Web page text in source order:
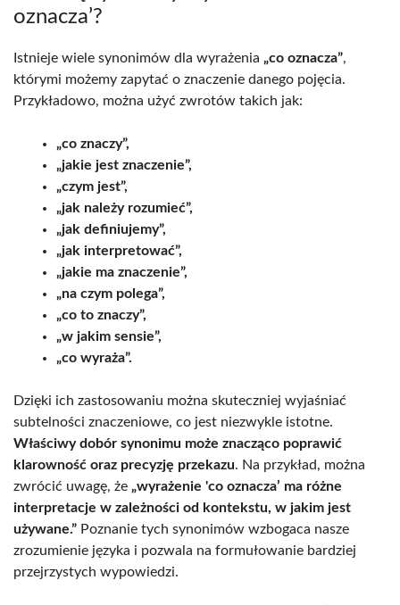
oznacza’?
Istnieje wiele synonimów dla wyrażenia „co oznacza”,
którymi możemy zapytać o znaczenie danego pojęcia.
Przykładowo, można użyć zwrotów takich jak:
„co znaczy”,
„jakie jest znaczenie”,
„czym jest”,
„jak należy rozumieć”,
„jak definiujemy”,
„jak interpretować”,
„jakie ma znaczenie”,
„na czym polega”,
„co to znaczy”,
„w jakim sensie”,
„co wyraża”.
Dzięki ich zastosowaniu można skuteczniej wyjaśniać
subtelności znaczeniowe, co jest niezwykle istotne.
Właściwy dobór synonimu może znacząco poprawić
klarowność oraz precyzję przekazu. Na przykład, można
zwrócić uwagę, że „wyrażenie 'co oznacza’ ma różne
interpretacje w zależności od kontekstu, w jakim jest
używane.” Poznanie tych synonimów wzbogaca nasze
zrozumienie języka i pozwala na formułowanie bardziej
przejrzystych wypowiedzi.